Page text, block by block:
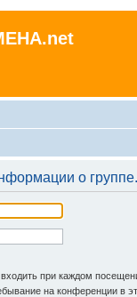
о группе.
при каждом
на конференции в